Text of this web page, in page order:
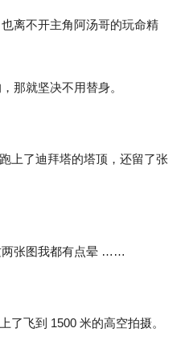
离不开主角阿汤哥的玩命精
那就坚决不用替身。
上了迪拜塔的塔顶，还留了张
两张图我都有点晕 ……
了飞到 1500 米的高空拍摄。